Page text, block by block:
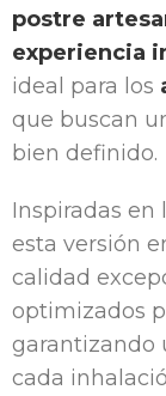
postre
experiencia
ideal para los
que buscan
bien definido.
Inspiradas en
esta versión
calidad
optimizados
garantizando
cada